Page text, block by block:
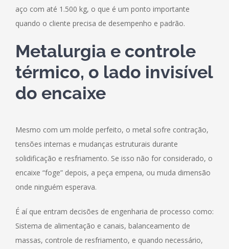
aço com até 1.500 kg, o que é um ponto importante
quando o cliente precisa de desempenho e padrão.
Metalurgia e controle
térmico, o lado invisível
do encaixe
Mesmo com um molde perfeito, o metal sofre contração,
tensões internas e mudanças estruturais durante
solidificação e resfriamento. Se isso não for considerado, o
encaixe “foge” depois, a peça empena, ou muda dimensão
onde ninguém esperava.
É aí que entram decisões de engenharia de processo como:
Sistema de alimentação e canais, balanceamento de
massas, controle de resfriamento, e quando necessário,